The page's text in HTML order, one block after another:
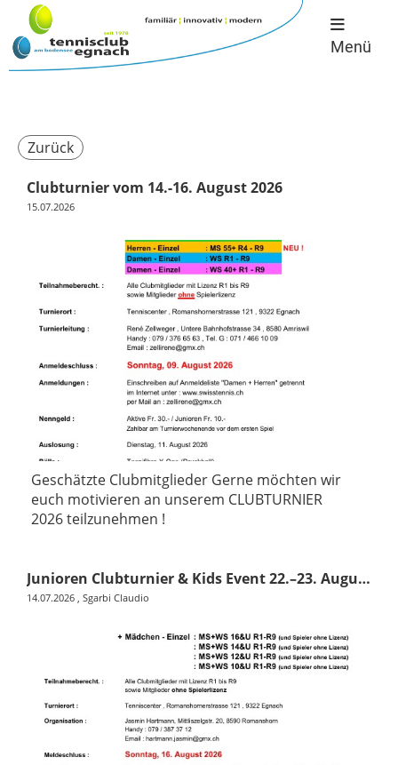
Menü
Zurück
Clubturnier vom 14.-16. August 2026
15.07.2026
Geschätzte Clubmitglieder Gerne möchten wir
euch motivieren an unserem CLUBTURNIER
2026 teilzunehmen !
Junioren Clubturnier & Kids Event 22.–23. August 2026
14.07.2026 , Sgarbi Claudio